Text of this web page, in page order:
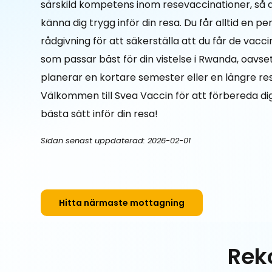
särskild kompetens inom resevaccinationer, så
känna dig trygg inför din resa. Du får alltid en
rådgivning för att säkerställa att du får de
som passar bäst för din vistelse i Rwanda,
planerar en kortare semester eller en längre
Välkommen till Svea Vaccin för att förbereda
bästa sätt inför din resa!
Sidan senast uppdaterad: 2026-02-01
Hitta närmaste mottagning